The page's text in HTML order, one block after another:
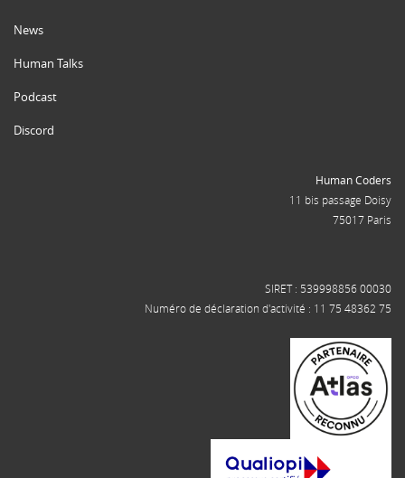
News
Human Talks
Podcast
Discord
Human Coders
11 bis passage Doisy
75017 Paris
SIRET : 539998856 00030
Numéro de déclaration d'activité : 11 75 48362 75